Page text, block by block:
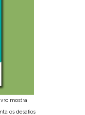
mostra
os desafios